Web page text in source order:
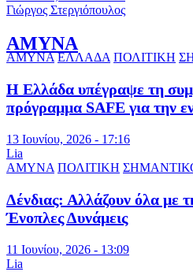
Γιώργος Στεργιόπουλος
ΑΜΥΝΑ
ΑΜΥΝΑ ΕΛΛΑΔΑ ΠΟΛΙΤΙΚΗ
Η Ελλάδα υπέγραψε τη
πρόγραμμα SAFE για την
13 Ιουνίου, 2026 - 17:16
Lia
ΑΜΥΝΑ ΠΟΛΙΤΙΚΗ
Δένδιας: Αλλάζουν όλα με
Ένοπλες Δυνάμεις
11 Ιουνίου, 2026 - 13:09
Lia